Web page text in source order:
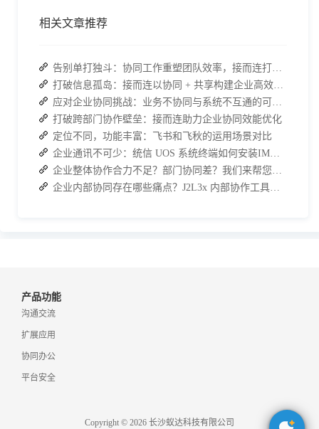
相关文章推荐
告别单打独斗：协同工作重塑团队效率，接而连打造数据合规协作空间
打破信息孤岛：接而连以协同 + 共享构建企业高效办公生态
应对企业协同挑战：业务不协同与系统不互通的可行策略
打破跨部门协作壁垒：接而连助力企业协同效能优化
定位不同，功能丰富：飞书和飞秋的运用场景对比
企业通讯不可少：统信 UOS 系统终端如何安装IM软件进行内部沟通？
企业整体协作合力不足？部门协同差？我们来帮您攻破！
企业内部协同存在哪些痛点？J2L3x 内部协作工具解决方案
产品功能
沟通交流
扩展应用
协同办公
平台安全
Copyright © 2026 长沙蚁达科技有限公司